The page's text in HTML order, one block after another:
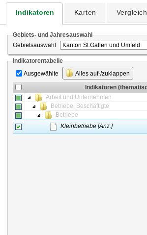
Indikatoren Karten Vergleich
Gebiets- und Jahresauswahl
Gebietsauswahl
Indikatorentabelle
Ausgewählte
Alles auf-/zuklappen
Indikatoren
Arbeit und Unternehmen
Betriebe, Beschäftigte
Betriebe
Kleinbetriebe [Anz.]